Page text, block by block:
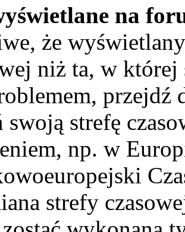
na
że
niż ta, w której
swoją strefę
np. w
strefy